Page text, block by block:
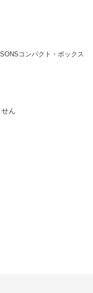
コンパクト・ボックス
ん